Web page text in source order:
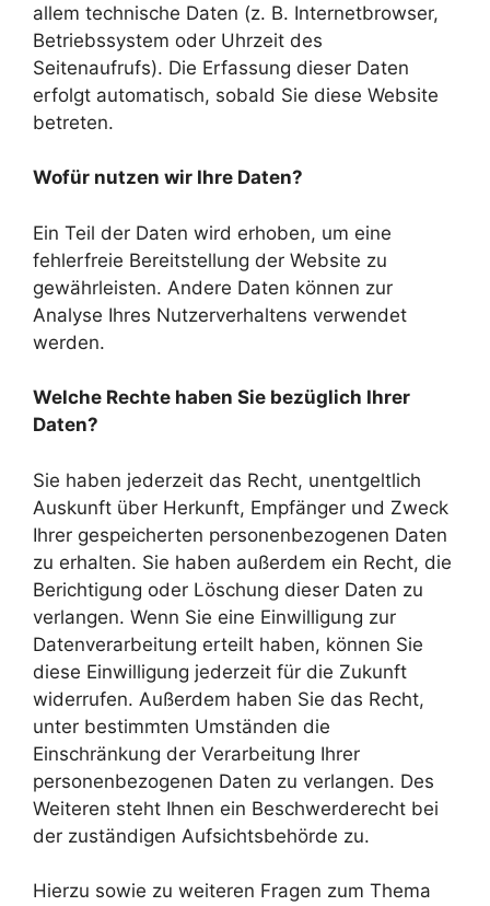
allem technische Daten (z. B. Internetbrowser,
Betriebssystem oder Uhrzeit des
Seitenaufrufs). Die Erfassung dieser Daten
erfolgt automatisch, sobald Sie diese Website
betreten.
Wofür nutzen wir Ihre Daten?
Ein Teil der Daten wird erhoben, um eine
fehlerfreie Bereitstellung der Website zu
gewährleisten. Andere Daten können zur
Analyse Ihres Nutzerverhaltens verwendet
werden.
Welche Rechte haben Sie bezüglich Ihrer
Daten?
Sie haben jederzeit das Recht, unentgeltlich
Auskunft über Herkunft, Empfänger und Zweck
Ihrer gespeicherten personenbezogenen Daten
zu erhalten. Sie haben außerdem ein Recht, die
Berichtigung oder Löschung dieser Daten zu
verlangen. Wenn Sie eine Einwilligung zur
Datenverarbeitung erteilt haben, können Sie
diese Einwilligung jederzeit für die Zukunft
widerrufen. Außerdem haben Sie das Recht,
unter bestimmten Umständen die
Einschränkung der Verarbeitung Ihrer
personenbezogenen Daten zu verlangen. Des
Weiteren steht Ihnen ein Beschwerderecht bei
der zuständigen Aufsichtsbehörde zu.
Hierzu sowie zu weiteren Fragen zum Thema